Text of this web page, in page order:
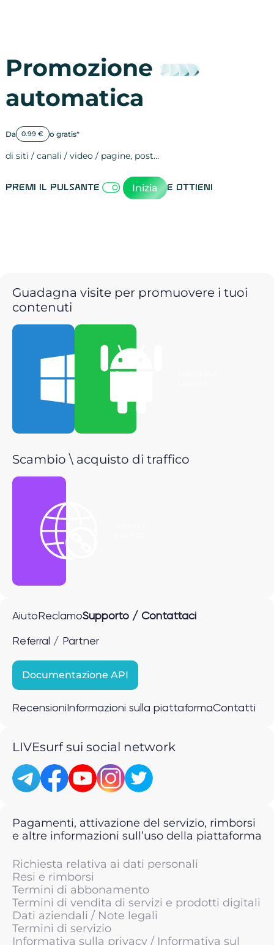
Promozione
automatica
Da 0.99 € o gratis*
di siti / canali / video / pagine, post…
Premi il pulsante Inizia e ottieni
Guadagna visite per promuovere i tuoi
contenuti
Scarica per
Scambio \ acquisto di traffico
Aiuto ReclamoSupporto / Contattaci
Referral / Partner
Documentazione API
Recensioni Informazioni sulla piattaformaContatti
LIVEsurf sui social network
Pagamenti, attivazione del servizio, rimborsi
e altre informazioni sull’uso della piattaforma
Richiesta relativa ai dati personali
Resi e rimborsi
Termini di abbonamento
Termini di vendita di servizi e prodotti digitali
Dati aziendali / Note legali
Termini di servizio
Informativa sulla privacy / Informativa sul